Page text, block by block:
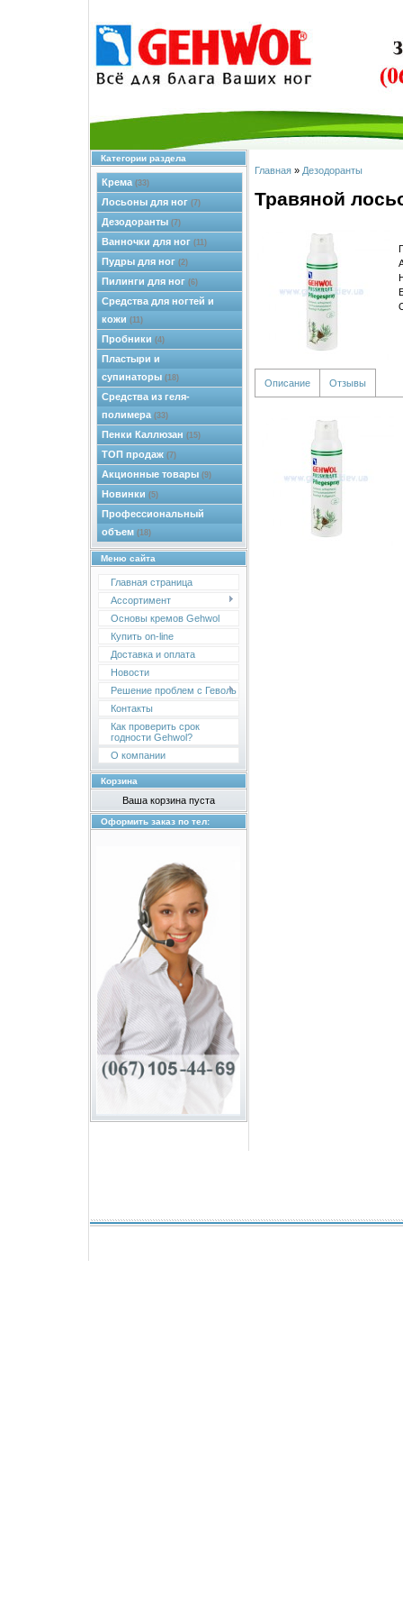
Категории раздела
Крема (33)
Лосьоны для ног (7)
Дезодоранты (7)
Ванночки для ног (11)
Пудры для ног (2)
Пилинги для ног (6)
Средства для ногтей и
кожи (11)
Пробники (4)
Пластыри и
супинаторы (18)
Средства из геля-
полимера (33)
Пенки Каллюзан (15)
ТОП продаж (7)
Акционные товары (9)
Новинки (5)
Профессиональный
объем (18)
Меню сайта
Главная страница
Ассортимент
Основы кремов Gehwol
Купить on-line
Доставка и оплата
Новости
Решение проблем с Геволь
Контакты
Как проверить срок
годности Gehwol?
О компании
Корзина
Ваша корзина пуста
Оформить заказ по тел:
Главная » Дезодоранты
Травяной
Описание Отзывы